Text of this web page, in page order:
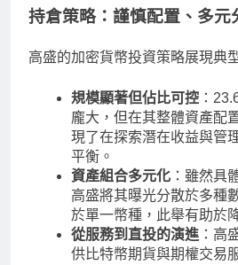
持倉策略：謹慎配置、多元
高盛的加密貨幣投資策略展現典
規模顯著但佔比可控 ：
龐大，但在其整體資產配
現了在探索潛在收益與管
平衡。
資產組合多元化 ：雖然具
高盛將其曝光分散於多種
於單一幣種，此舉有助於
從服務到直投的演進 ：高
供比特幣期貨與期權交易